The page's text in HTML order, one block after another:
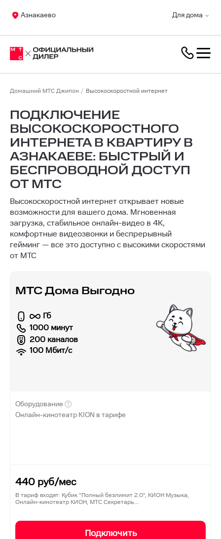
Для дома
Азнакаево
Домашний МТС Джипон Высокоскоростной интернет
ПОДКЛЮЧЕНИЕ
ВЫСОКОСКОРОСТНОГО
ИНТЕРНЕТА В КВАРТИРУ В
АЗНАКАЕВЕ: БЫСТРЫЙ И
БЕСПРОВОДНОЙ ДОСТУП
ОТ МТС
Высокоскоростной интернет открывает новые
возможности для вашего дома. Мгновенная
загрузка, стабильное онлайн-видео в 4K,
комфортные видеозвонки и беспрерывный
гейминг — все это доступно с высокими скоростями
от МТС
МТС Дома Выгодно
Гб
1000 минут
200 каналов
100 Мбит/с
Оборудование
Онлайн-кинотеатр KION в тарифе
440 руб/мес
В тариф входят: Кубик "Полный безлимит 2.0", КИОН Музыка,
Онлайн-кинотеатр КИОН, МТС Секретарь.…
Подключить